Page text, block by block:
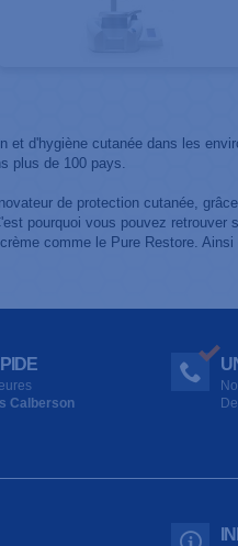
d'hygiène cutanée dans les
plus de 100 pays.
de protection cutanée,
pourquoi vous pouvez retrouver
comme le Pure Restore.
Calberson